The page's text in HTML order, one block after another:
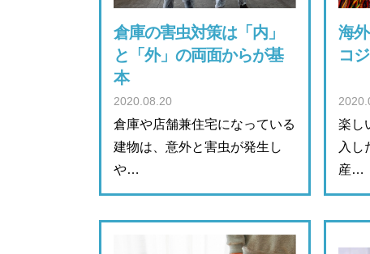
倉庫の害虫対策は「内」
と「外」の両面からが基
本
2020.08.20
倉庫や店舗兼住宅になっている
建物は、意外と害虫が発生し
や…
海
コ
楽し
入し
産…